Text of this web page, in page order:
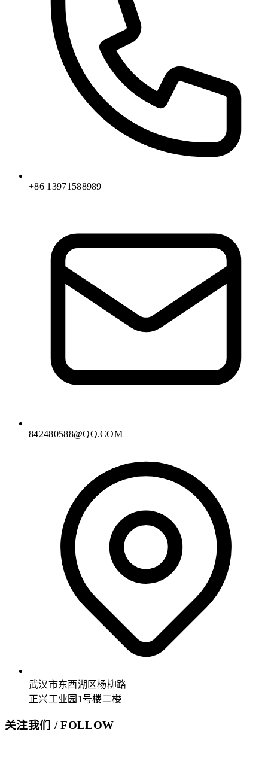
+86 13971588989
842480588@QQ.COM
武汉市东西湖区杨柳路
正兴工业园1号楼二楼
关注我们 / FOLLOW